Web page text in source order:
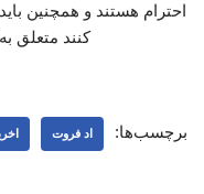
احترام هستند و همچنین
کنند متعلق به
برچسب‌ها: اد فروت